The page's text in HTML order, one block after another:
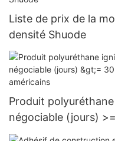
Liste de prix de la
densité Shuode
Produit
négociable (jours)
fournisseurs